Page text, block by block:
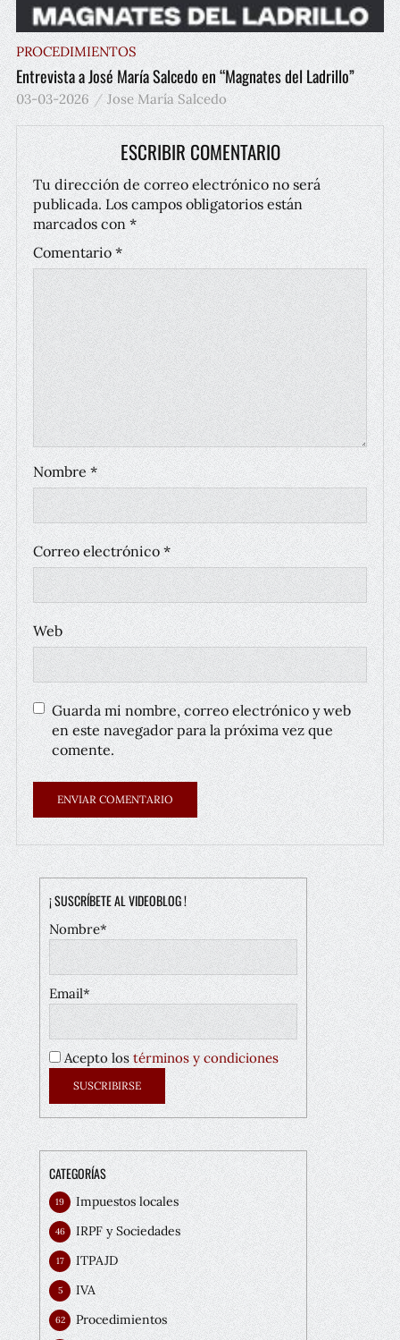
PROCEDIMIENTOS
Entrevista a José María Salcedo en “Magnates del Ladrillo”
03-03-2026 Jose María Salcedo
ESCRIBIR COMENTARIO
Tu dirección de correo electrónico no será
publicada. Los campos obligatorios están
marcados con*
Comentario*
Nombre*
Correo electrónico*
Web
Guarda mi nombre, correo electrónico y web
en este navegador para la próxima vez que
comente.
¡ SUSCRÍBETE AL VIDEOBLOG !
Nombre*
Email*
Acepto lostérminos y condiciones
CATEGORÍAS
Impuestos locales
19
IRPF y Sociedades
46
ITPAJD
17
IVA
5
Procedimientos
62